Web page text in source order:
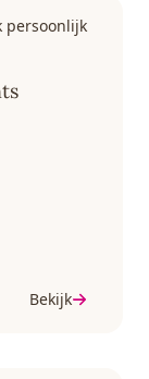
persoonlijk
Bekijk